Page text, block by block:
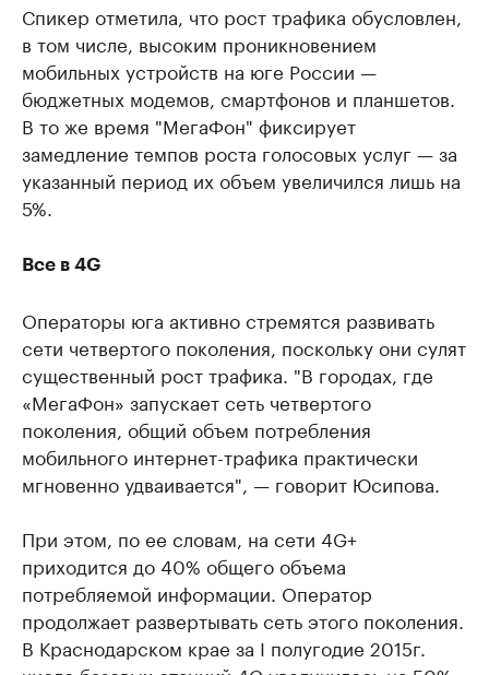
Спикер отметила, что рост трафика обусловлен,
в том числе, высоким проникновением
мобильных устройств на юге России —
бюджетных модемов, смартфонов и планшетов.
В то же время "МегаФон" фиксирует
замедление темпов роста голосовых услуг — за
указанный период их объем увеличился лишь на
5%.
Все в 4G
Операторы юга активно стремятся развивать
сети четвертого поколения, поскольку они сулят
существенный рост трафика. "В городах, где
«МегаФон» запускает сеть четвертого
поколения, общий объем потребления
мобильного интернет-трафика практически
мгновенно удваивается", — говорит Юсипова.
При этом, по ее словам, на сети 4G+
приходится до 40% общего объема
потребляемой информации. Оператор
продолжает развертывать сеть этого поколения.
В Краснодарском крае за I полугодие 2015г.